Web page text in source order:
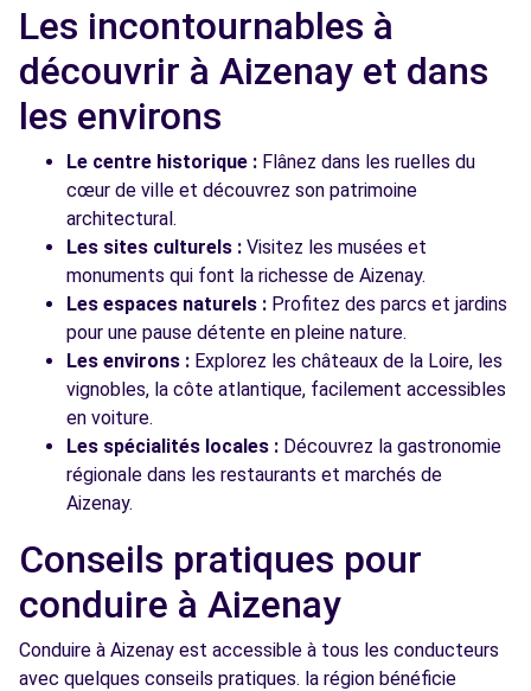
Les incontournables à
découvrir à Aizenay et dans
les environs
Le centre historique : Flânez dans les ruelles du
cœur de ville et découvrez son patrimoine
architectural.
Les sites culturels : Visitez les musées et
monuments qui font la richesse de Aizenay.
Les espaces naturels : Profitez des parcs et jardins
pour une pause détente en pleine nature.
Les environs : Explorez les châteaux de la Loire, les
vignobles, la côte atlantique, facilement accessibles
en voiture.
Les spécialités locales : Découvrez la gastronomie
régionale dans les restaurants et marchés de
Aizenay.
Conseils pratiques pour
conduire à Aizenay
Conduire à Aizenay est accessible à tous les conducteurs
avec quelques conseils pratiques. la région bénéficie